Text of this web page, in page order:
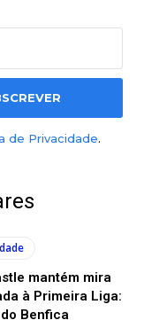
de Privacidade.
mantém mira
à Primeira Liga:
Benfica